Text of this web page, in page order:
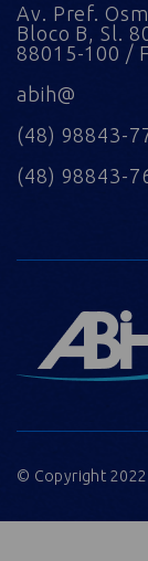
Av. Pref.
Bloco B, Sl.
88015-100 /
abih@
(48) 98843-
(48) 98843-
© Copyright